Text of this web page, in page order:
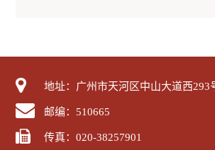
地址：广州市天河区中山大道西293
邮编：510665
传真：020-38257901